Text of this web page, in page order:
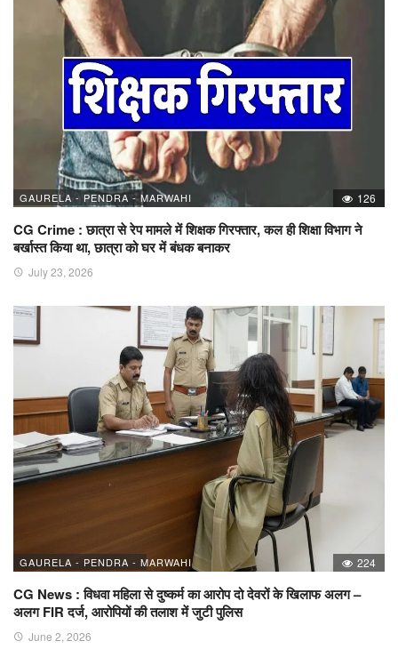
GAURELA - PENDRA - MARWAHI 126
CG Crime : छात्रा से रेप मामले में शिक्षक गिरफ्तार, कल ही शिक्षा विभाग ने
बर्खास्त किया था, छात्रा को घर में बंधक बनाकर
July 23, 2026
GAURELA - PENDRA - MARWAHI 224
CG News : विधवा महिला से दुष्कर्म का आरोप दो देवरों के खिलाफ अलग –
अलग FIR दर्ज, आरोपियों की तलाश में जुटी पुलिस
June 2, 2026